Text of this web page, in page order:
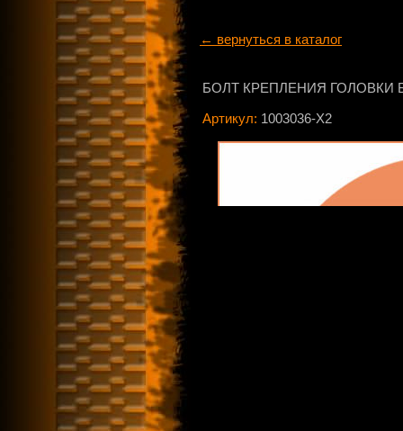
← вернуться в каталог
БОЛТ КРЕПЛЕНИЯ ГОЛОВКИ
Артикул: 1003036-X2